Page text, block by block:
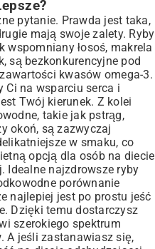
pytanie. Prawda jest taka,
mają swoje zalety. Ryby
wspomniany łosoś, makrela
są bezkonkurencyjne pod
kwasów omega-3.
Ci na wsparciu serca i
Twój kierunek. Z kolei
takie jak pstrąg,
okoń, są zazwyczaj
w smaku, co
opcją dla osób na diecie
Idealne najzdrowsze ryby
porównanie
najlepiej jest po prostu jeść
Dzięki temu dostarczysz
szerokiego spektrum
A jeśli zastanawiasz się,